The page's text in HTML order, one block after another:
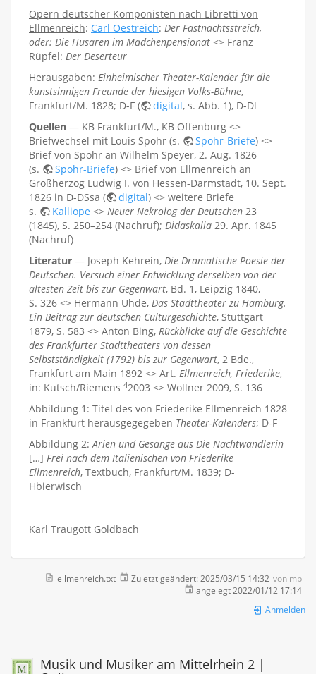
Opern deutscher Komponisten nach Libretti von
Ellmenreich: Carl Oestreich: Der Fastnachtsstreich,
oder: Die Husaren im Mädchenpensionat <> Franz
Rüpfel: Der Deserteur
Herausgaben: Einheimischer Theater-Kalender für die
kunstsinnigen Freunde der hiesigen Volks-Bühne,
Frankfurt/M. 1828; D-F (
digital, s. Abb. 1), D-Dl
Quellen — KB Frankfurt/M., KB Offenburg <>
Briefwechsel mit Louis Spohr (s.
Spohr-Briefe) <>
Brief von Spohr an Wilhelm Speyer, 2. Aug. 1826
(s.
Spohr-Briefe) <> Brief von Ellmenreich an
Großherzog Ludwig I. von Hessen-Darmstadt, 10. Sept.
1826 in D-DSsa (
digital) <> weitere Briefe
s.
Kalliope <> Neuer Nekrolog der Deutschen 23
(1845), S. 250–254 (Nachruf); Didaskalia 29. Apr. 1845
(Nachruf)
Literatur — Joseph Kehrein, Die Dramatische Poesie der
Deutschen. Versuch einer Entwicklung derselben von der
ältesten Zeit bis zur Gegenwart, Bd. 1, Leipzig 1840,
S. 326 <> Hermann Uhde, Das Stadttheater zu Hamburg.
Ein Beitrag zur deutschen Culturgeschichte, Stuttgart
1879, S. 583 <> Anton Bing, Rückblicke auf die Geschichte
des Frankfurter Stadttheaters von dessen
Selbstständigkeit (1792) bis zur Gegenwart, 2 Bde.,
Frankfurt am Main 1892 <> Art. Ellmenreich, Friederike,
in: Kutsch/Riemens 42003 <> Wollner 2009, S. 136
Abbildung 1: Titel des von Friederike Ellmenreich 1828
in Frankfurt herausgegegeben Theater-Kalenders; D-F
Abbildung 2:Arien und Gesänge aus Die Nachtwandlerin
[…] Frei nach dem Italienischen von Friederike
Ellmenreich, Textbuch, Frankfurt/M. 1839; D-
Hbierwisch
Karl Traugott Goldbach
ellmenreich.txt Zuletzt geändert: 2025/03/15 14:32 von mb
angelegt 2022/01/12 17:14
Anmelden
Musik und Musiker am Mittelrhein 2 |